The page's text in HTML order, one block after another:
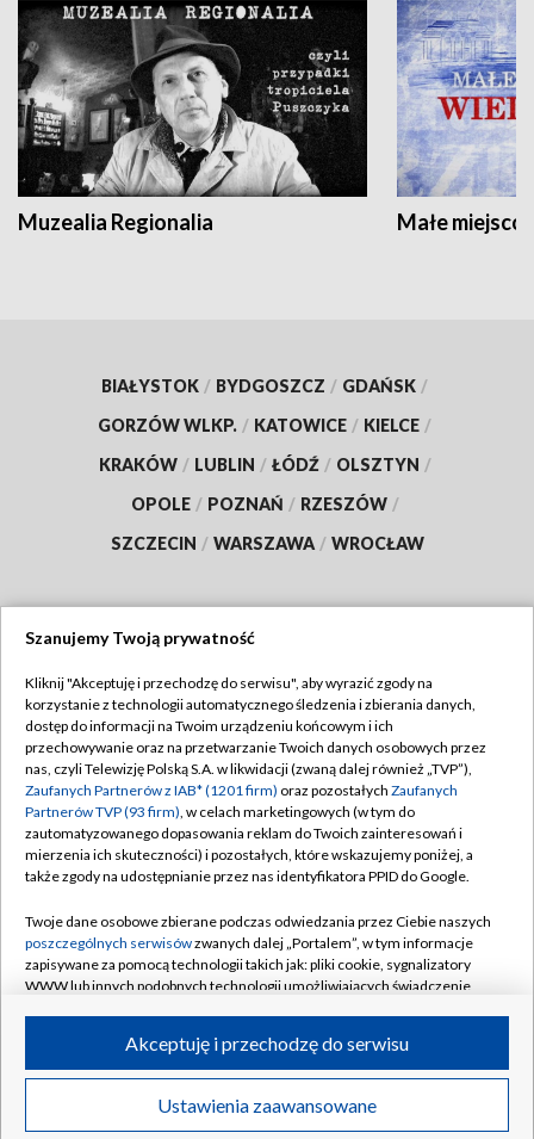
Muzealia Regionalia Małe
BIAŁYSTOK / BYDGOSZCZ / GDAŃSK /
GORZÓW WLKP. / KATOWICE / KIELCE /
KRAKÓW / LUBLIN / ŁÓDŹ / OLSZTYN /
OPOLE / POZNAŃ / RZESZÓW /
SZCZECIN / WARSZAWA / WROCŁAW
TVP
Abonament TVP
Emisja w TVP
Centrum informacji TVP
Naziemna Telewizja Cyfrowa
Rada Programowa
System NOS
Informacje o nadawcy
Program dla prasy
Ogłoszenie przetargowe
Regulamin TVP
Polityka prywatności
Moje zgody
Pomoc
Kontakt
Kanały
©2026 Telewizja Polska S.A. w likwidacji
Szanujemy Twoją prywatność
Kliknij "Akceptuję i przechodzę do serwisu", aby wyrazić zgody na
korzystanie z technologii automatycznego śledzenia i zbierania danych,
dostęp do informacji na Twoim urządzeniu końcowym i ich
przechowywanie oraz na przetwarzanie Twoich danych osobowych przez
nas, czyli Telewizję Polską S.A. w likwidacji (zwaną dalej również „TVP”),
Zaufanych Partnerów z IAB* (1201 firm) oraz pozostałych Zaufanych
Partnerów TVP (93 firm), w celach marketingowych (w tym do
zautomatyzowanego dopasowania reklam do Twoich zainteresowań i
mierzenia ich skuteczności) i pozostałych, które wskazujemy poniżej, a
także zgody na udostępnianie przez nas identyfikatora PPID do Google.
Twoje dane osobowe zbierane podczas odwiedzania przez Ciebie naszych
poszczególnych serwisówzwanych dalej „Portalem”, w tym informacje
zapisywane za pomocą technologii takich jak: pliki cookie, sygnalizatory
WWW lub innych podobnych technologii umożliwiających świadczenie
ruchu w Internecie.
Twoje dane osobowe zbierane podczas odwiedzania przez Ciebie
poszczególnych serwisówna Portalu, takie jak adresy IP, identyfikatory
Ustawienia zaawansowane
Akceptuję i przechodzę do serwisu